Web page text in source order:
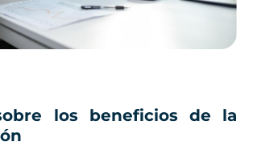
los beneficios de la